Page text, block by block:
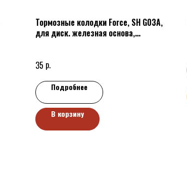
Тормозные колодки Force, SH G03A,
для диск. железная основа,
35 р.
Подробнее
В корзину